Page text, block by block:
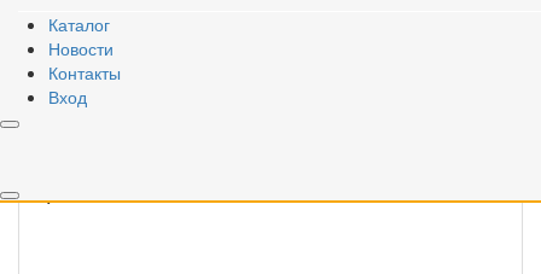
Каталог
Новости
Контакты
Вход
Тип крепления смесителя